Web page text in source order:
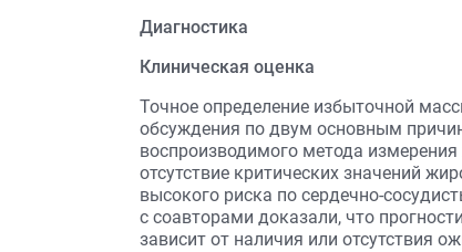
Диагностика
Клиническая оценка
Точное определение избыточной
обсуждения по двум основным
воспроизводимого метода
отсутствие критических значений
высокого риска по сердечно-
с соавторами доказали, что
зависит от наличия или отсутствия